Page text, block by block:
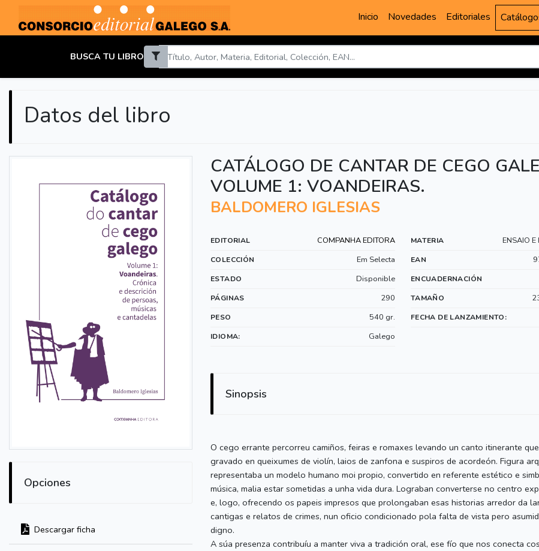
Inicio Novedades Editoriales
BUSCA TU LIBRO
Datos del libro
Opciones
Descargar ficha
CATÁLOGO DE CANTAR DE CEGO
VOLUME 1: VOANDEIRAS.
BALDOMERO IGLESIAS
EDITORIAL COMPANHA EDITORA MATERIA ENSAIO E
COLECCIÓN Em Selecta EAN
ESTADO Disponible ENCUADERNACIÓN
PÁGINAS 290 TAMAÑO
PESO 540 gr. FECHA DE LANZAMIENTO:
IDIOMA: Galego
Sinopsis
O cego errante percorreu camiños, feiras e romaxes levando un canto itinerante
gravado en queixumes de violín, laios de zanfona e suspiros de acordeón. Figura
representaba un modelo humano moi propio, convertido en referente estético e
música, malia estar sometidas a unha vida dura. Lograban converterse no centro
e, logo, ofrecendo os papeis impresos que prolongaban esas historias arredor da
cantigas e relatos de crimes, nun oficio condicionado pola falta de vista pero
digno.
A súa presenza contribuíu a manter viva a tradición oral, ese fío que nos conecta